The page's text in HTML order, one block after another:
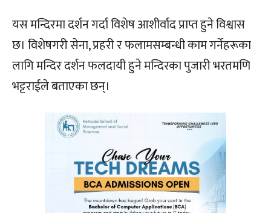
यस मन्दिरमा दर्शन गर्दा विशेष आशीर्वाद प्राप्त हुने विश्वास
छ। विशेषगरी सेना, प्रहरी र फलामसम्बन्धी काम गर्नेहरूका
लागि मन्दिर दर्शन फलदायी हुने मन्दिरका पुजारी भरतमणि
भट्टराईले बताएका छन्।